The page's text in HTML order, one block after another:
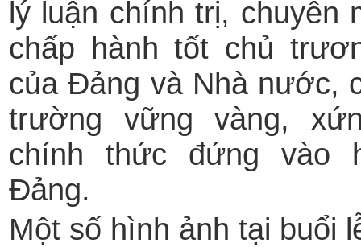
lý luận chính trị, chuyên
chấp hành tốt chủ
của Đảng và Nhà nước,
trường vững vàng,
chính thức đứng vào
Đảng.
Một số hình ảnh tại buổi